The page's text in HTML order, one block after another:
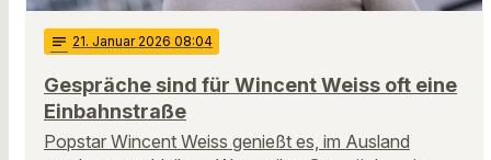
notes 21. Januar 2026 08:04
Gespräche sind für Wincent Weiss oft eine
Einbahnstraße
Popstar Wincent Weiss genießt es, im Ausland